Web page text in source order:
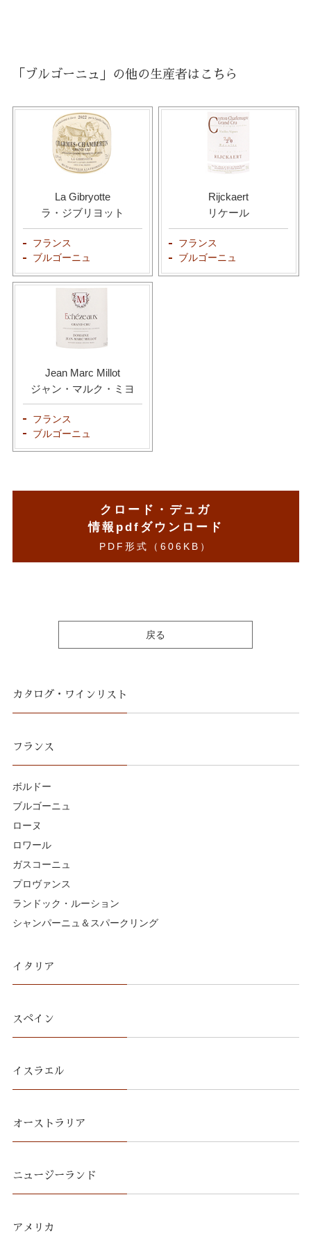
「ブルゴーニュ」の他の生産者はこちら
La Gibryotte
ラ・ジブリヨット
フランス
ブルゴーニュ
Rijckaert
リケール
フランス
ブルゴーニュ
Jean Marc Millot
ジャン・マルク・ミヨ
フランス
ブルゴーニュ
クロード・デュガ
情報pdfダウンロード
PDF形式（606KB）
戻る
カタログ・ワインリスト
フランス
ボルドー
ブルゴーニュ
ローヌ
ロワール
ガスコーニュ
プロヴァンス
ランドック・ルーション
シャンパーニュ＆スパークリング
イタリア
スペイン
イスラエル
オーストラリア
ニュージーランド
アメリカ